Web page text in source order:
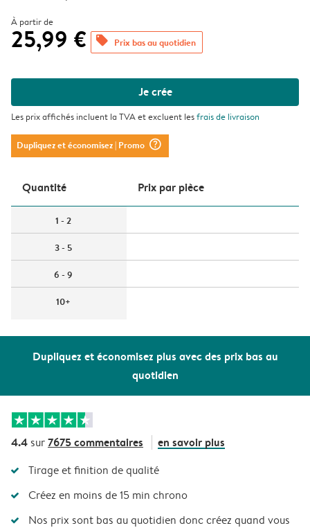
Dupliquez et économisez plus avec des prix bas au
quotidien
À partir de
25,99 € offers Prix bas au quotidien
Je crée
Les prix affichés incluent la TVA et excluent lesfrais de livraison
Dupliquez et économisez| Promo question_mark_circle
Quantité Prix ​​par pièce
1 - 2
3 - 5
6 - 9
10+
4.4 sur7675 commentaires en savoir plus
Tirage et finition de qualité
Créez en moins de 15 min chrono
Nos prix sont bas au quotidien donc créez quand vous